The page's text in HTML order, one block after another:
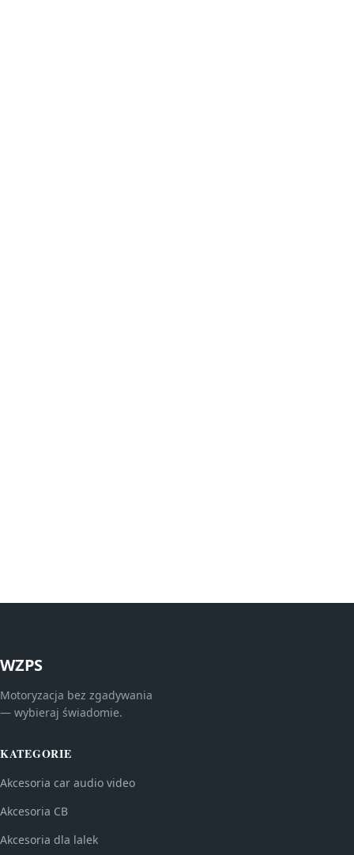
WZPS
Motoryzacja bez zgadywania
— wybieraj świadomie.
KATEGORIE
Akcesoria car audio video
Akcesoria CB
Akcesoria dla lalek